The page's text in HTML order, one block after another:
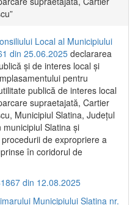
Local al Municipiului
din 25.06.2025declararea
și de interes local și
pentru
publică de interes local
supraetajată, Cartier
Municipiul Slatina, Județul
municipiul Slatina și
de expropriere a
în coridorul de
din 12.08.2025
Municipiului Slatina nr.